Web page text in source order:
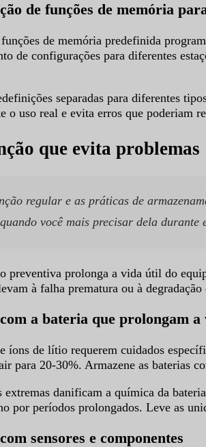
de funções de memória
de memória predefinida
de configurações para diferentes
separadas para diferentes
o uso real e evita erros que poderiam
que evita problemas
regular e as práticas de
você mais precisar dela durante
preventiva prolonga a vida útil do
à falha prematura ou à degradação
a bateria que prolongam
íons de lítio requerem cuidados
para 20-30%. Armazene as baterias
extremas danificam a química da
por períodos prolongados. Leve as
sensores e componentes